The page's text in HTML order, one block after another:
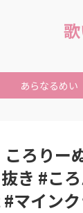
あらなるめい
ころり
き #こ
マインク